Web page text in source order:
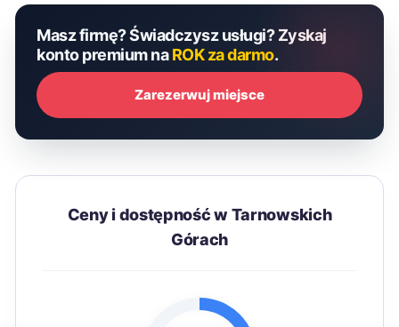
Masz firmę? Świadczysz usługi? Zyskaj
konto premium naROK za darmo.
Zarezerwuj miejsce
Ceny i dostępność w Tarnowskich
Górach